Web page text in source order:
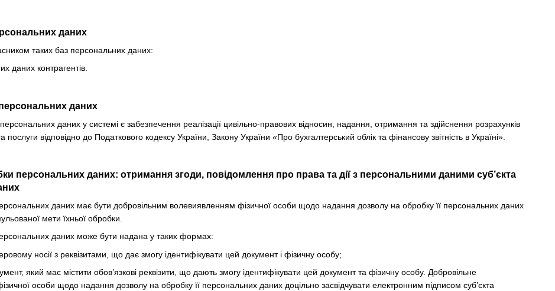
даних
таких баз персональних даних:
даних контрагентів.
даних
даних у системі є забезпечення реалізації цивільно-правових відносин, надання, отримання та здійснення розрахунків
послуги відповідно до Податкового кодексу України, Закону України «Про бухгалтерський облік та фінансову звітність в Україні».
персональних даних: отримання згоди, повідомлення про права та дії з персональними даними суб’єкта
даних має бути добровільним волевиявленням фізичної особи щодо надання дозволу на обробку її персональних даних
мети їхньої обробки.
даних може бути надана у таких формах:
носії з реквізитами, що дає змогу ідентифікувати цей документ і фізичну особу;
який має містити обов’язкові реквізити, що дають змогу ідентифікувати цей документ та фізичну особу. Добровільне
особи щодо надання дозволу на обробку її персональних даних доцільно засвідчувати електронним підписом суб’єкта